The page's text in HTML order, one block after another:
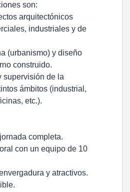
son:
arquitectónicos
industriales y de
(urbanismo) y diseño
construido.
supervisión de la
ámbitos (industrial,
etc.).
completa.
con un equipo de 10
y atractivos.